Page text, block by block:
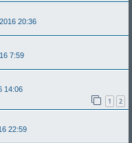
20:36
7:59
14:06
1 2
22:59